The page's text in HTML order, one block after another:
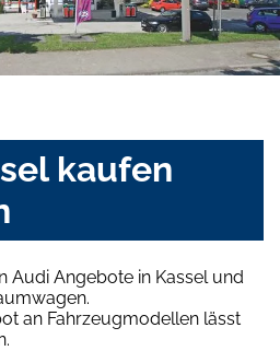
kaufen
Audi Angebote in Kassel und
an Fahrzeugmodellen lässt